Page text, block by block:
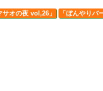
サオの夜 vol,26」 「ぼんやりバ